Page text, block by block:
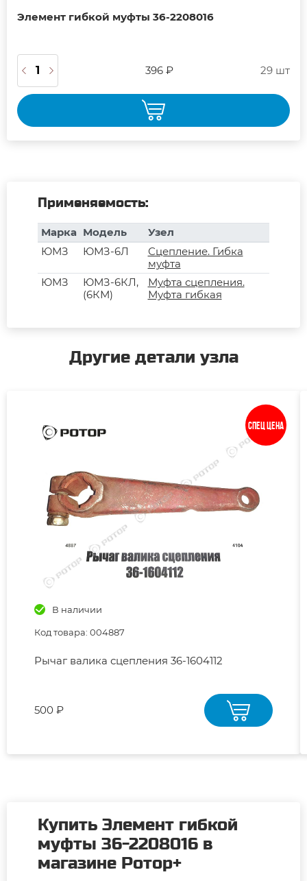
Элемент гибкой муфты 36-2208016
396 ₽ 29 шт
Применяемость:
Марка Модель
Узел
ЮМЗ
ЮМЗ-6Л
Сцепление. Гибка
муфта
ЮМЗ
ЮМЗ-6КЛ,
(6КМ)
Муфта сцепления.
Муфта гибкая
Другие детали узла
Спец цена
В наличии
Код товара: 004887
Рычаг валика сцепления 36-1604112
500 ₽
Купить Элемент гибкой
муфты 36-2208016 в
магазине Ротор+